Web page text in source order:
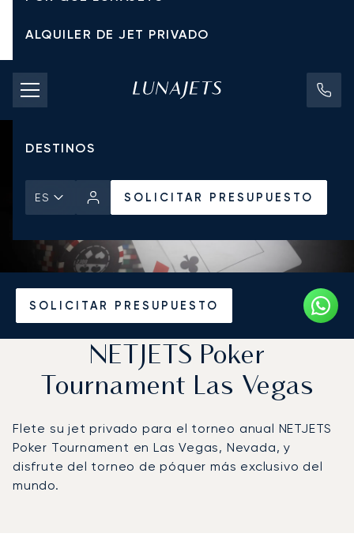
ALQUILER DE JET PRIVADO
TARIFAS DE CHÁRTER
JETS PRIVADOS
DESTINOS
ES SOLICITAR PRESUPUESTO
SOLICITAR PRESUPUESTO
NETJETS Poker
Tournament Las Vegas
Flete su jet privado para el torneo anual NETJETS
Poker Tournament en Las Vegas, Nevada, y
disfrute del torneo de póquer más exclusivo del
mundo.